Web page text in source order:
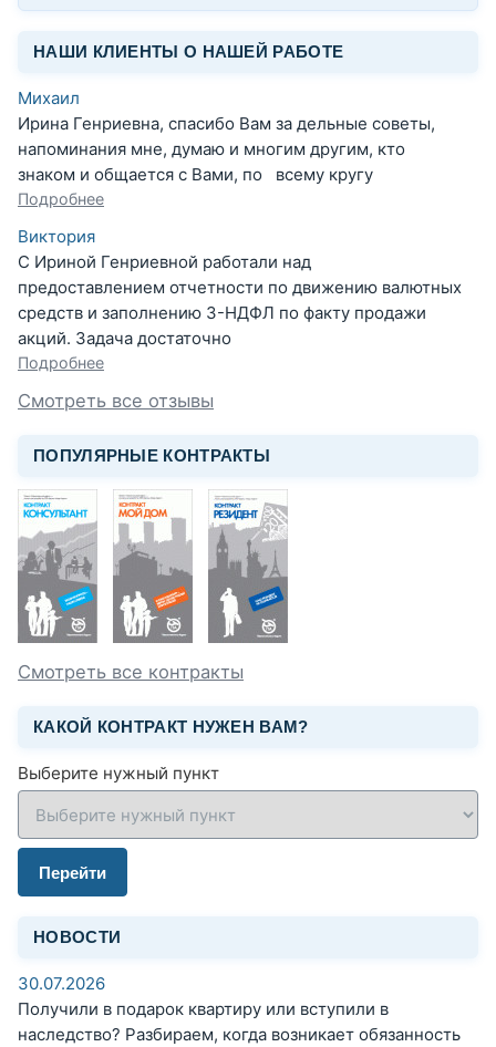
НАШИ КЛИЕНТЫ О НАШЕЙ РАБОТЕ
Михаил
Ирина Генриевна, спасибо Вам за дельные советы,
напоминания мне, думаю и многим другим, кто
знаком и общается с Вами, по всему кругу
Подробнее
Виктория
С Ириной Генриевной работали над
предоставлением отчетности по движению валютных
средств и заполнению 3-НДФЛ по факту продажи
акций. Задача достаточно
Подробнее
Смотреть все отзывы
ПОПУЛЯРНЫЕ КОНТРАКТЫ
Смотреть все контракты
КАКОЙ КОНТРАКТ НУЖЕН ВАМ?
Выберите нужный пункт
Перейти
НОВОСТИ
30.07.2026
Получили в подарок квартиру или вступили в
наследство? Разбираем, когда возникает обязанность